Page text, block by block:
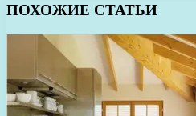
ПОХОЖИЕ СТАТЬИ